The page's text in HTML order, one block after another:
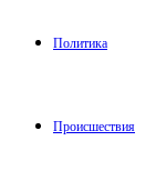
Политика
Происшествия